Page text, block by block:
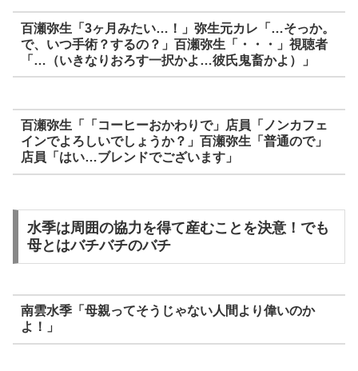
百瀬弥生「3ヶ月みたい…！」弥生元カレ「…そっか。
で、いつ手術？するの？」百瀬弥生「・・・」視聴者
「…（いきなりおろす一択かよ…彼氏鬼畜かよ）」
百瀬弥生「「コーヒーおかわりで」店員「ノンカフェ
インでよろしいでしょうか？」百瀬弥生「普通ので」
店員「はい…ブレンドでございます」
水季は周囲の協力を得て産むことを決意！でも
母とはバチバチのバチ
南雲水季「母親ってそうじゃない人間より偉いのか
よ！」